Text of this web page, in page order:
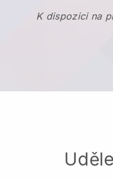
K dispozici na